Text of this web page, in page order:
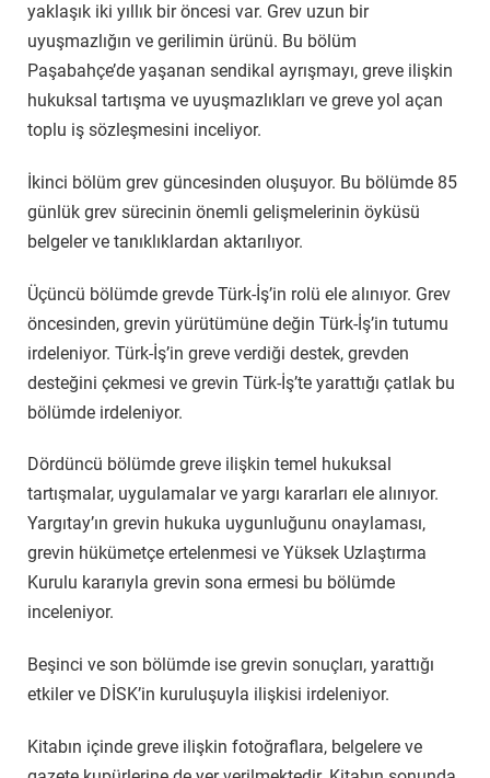
yaklaşık iki yıllık bir öncesi var. Grev uzun bir
uyuşmazlığın ve gerilimin ürünü. Bu bölüm
Paşabahçe’de yaşanan sendikal ayrışmayı, greve ilişkin
hukuksal tartışma ve uyuşmazlıkları ve greve yol açan
toplu iş sözleşmesini inceliyor.
İkinci bölüm grev güncesinden oluşuyor. Bu bölümde 85
günlük grev sürecinin önemli gelişmelerinin öyküsü
belgeler ve tanıklıklardan aktarılıyor.
Üçüncü bölümde grevde Türk-İş’in rolü ele alınıyor. Grev
öncesinden, grevin yürütümüne değin Türk-İş’in tutumu
irdeleniyor. Türk-İş’in greve verdiği destek, grevden
desteğini çekmesi ve grevin Türk-İş’te yarattığı çatlak bu
bölümde irdeleniyor.
Dördüncü bölümde greve ilişkin temel hukuksal
tartışmalar, uygulamalar ve yargı kararları ele alınıyor.
Yargıtay’ın grevin hukuka uygunluğunu onaylaması,
grevin hükümetçe ertelenmesi ve Yüksek Uzlaştırma
Kurulu kararıyla grevin sona ermesi bu bölümde
inceleniyor.
Beşinci ve son bölümde ise grevin sonuçları, yarattığı
etkiler ve DİSK’in kuruluşuyla ilişkisi irdeleniyor.
Kitabın içinde greve ilişkin fotoğraflara, belgelere ve